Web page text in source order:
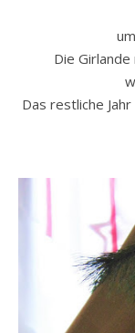
Die
Das restliche